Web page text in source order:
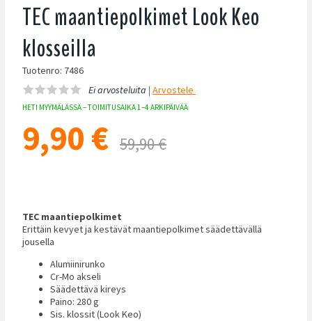
TEC maantiepolkimet Look Keo
klosseilla
Tuotenro: 7486
Ei arvosteluita |Arvostele
HETI MYYMÄLÄSSÄ – TOIMITUSAIKA 1–4 ARKIPÄIVÄÄ
9,90 € 59,90 €
TEC maantiepolkimet
Erittäin kevyet ja kestävät maantiepolkimet säädettävällä
jousella
Alumiinirunko
Cr-Mo akseli
Säädettävä kireys
Paino: 280 g
Sis. klossit (Look Keo)